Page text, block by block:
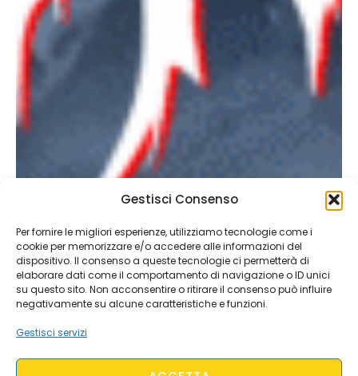
Gestisci Consenso
Per fornire le migliori esperienze, utilizziamo tecnologie come i
cookie per memorizzare e/o accedere alle informazioni del
dispositivo. Il consenso a queste tecnologie ci permetterà di
elaborare dati come il comportamento di navigazione o ID unici
su questo sito. Non acconsentire o ritirare il consenso può influire
negativamente su alcune caratteristiche e funzioni.
Gestisci servizi